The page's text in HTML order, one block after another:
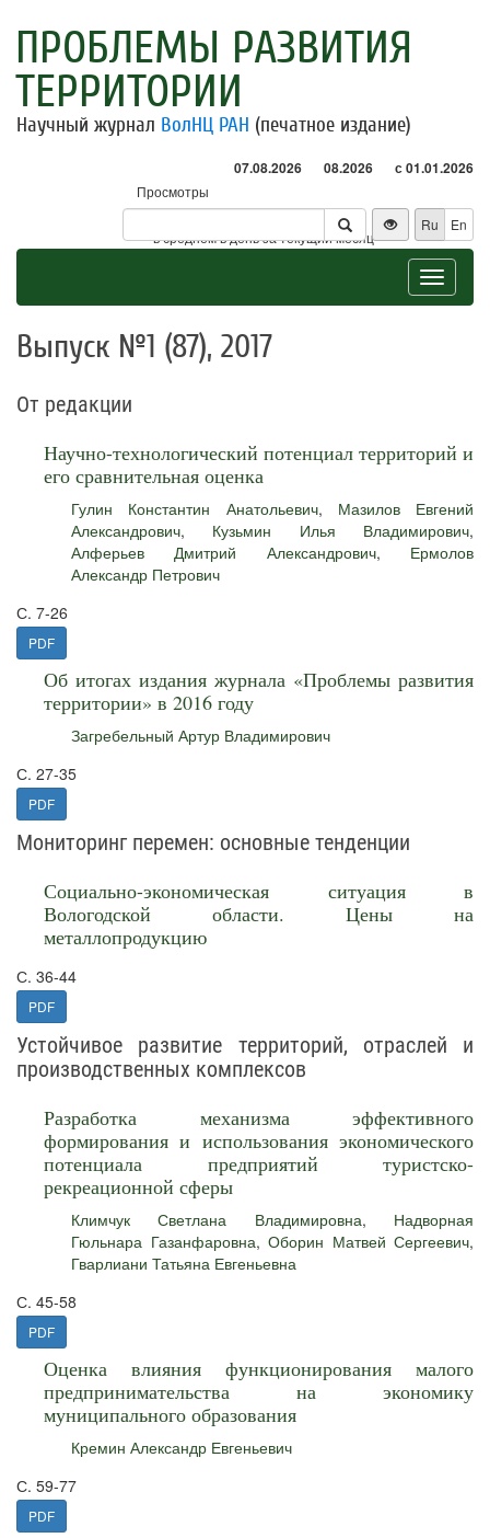
ПРОБЛЕМЫ РАЗВИТИЯ
ТЕРРИТОРИИ
Научный журнал ВолНЦ РАН (печатное издание)
07.08.2026 08.2026 с 01.01.2026
Просмотры
Посетители
* - в среднем в день за текущий месяц
Ru En
Toggle
Выпуск №1 (87), 2017
От редакции
Научно-технологический потенциал территорий и
его сравнительная оценка
Гулин Константин Анатольевич, Мазилов Евгений
Александрович, Кузьмин Илья Владимирович,
Алферьев Дмитрий Александрович, Ермолов
Александр Петрович
С. 7-26
PDF
Об итогах издания журнала «Проблемы развития
территории» в 2016 году
Загребельный Артур Владимирович
С. 27-35
PDF
Мониторинг перемен: основные тенденции
Социально-экономическая ситуация в
Вологодской области. Цены на
металлопродукцию
С. 36-44
PDF
Устойчивое развитие территорий, отраслей и
производственных комплексов
Разработка механизма эффективного
формирования и использования экономического
потенциала предприятий туристско-
рекреационной сферы
Климчук Светлана Владимировна, Надворная
Гюльнара Газанфаровна, Оборин Матвей Сергеевич,
Гварлиани Татьяна Евгеньевна
С. 45-58
PDF
Оценка влияния функционирования малого
предпринимательства на экономику
муниципального образования
Кремин Александр Евгеньевич
С. 59-77
PDF